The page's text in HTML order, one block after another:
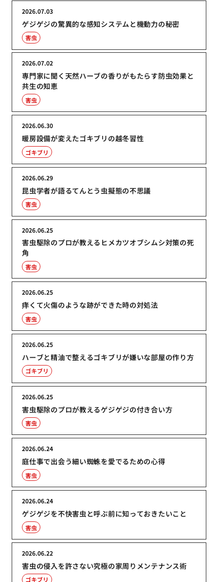
ゲジゲジの驚異的な感知システムと機動力の秘密
2026.07.03
害虫
専門家に聞く天然ハーブの香りがもたらす防虫効果と
共生の知恵
2026.07.02
害虫
暖房設備が変えたゴキブリの越冬習性
2026.06.30
ゴキブリ
昆虫学者が語るてんとう虫擬態の不思議
2026.06.29
害虫
害虫駆除のプロが教えるヒメカツオブシムシ対策の死
角
2026.06.25
害虫
痒くて火傷のような跡ができた時の対処法
2026.06.25
害虫
ハーブと精油で整えるゴキブリが嫌いな部屋の作り方
2026.06.25
ゴキブリ
害虫駆除のプロが教えるゲジゲジの付き合い方
2026.06.25
害虫
庭仕事で出会う細い蜘蛛を愛でるための心得
2026.06.24
害虫
ゲジゲジを不快害虫と呼ぶ前に知っておきたいこと
2026.06.24
害虫
害虫の侵入を許さない究極の家周りメンテナンス術
2026.06.22
ゴキブリ